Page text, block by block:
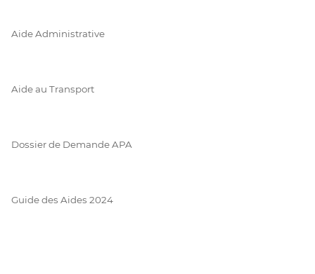
Aide Administrative
Aide au Transport
Dossier de Demande APA
Guide des Aides 2024